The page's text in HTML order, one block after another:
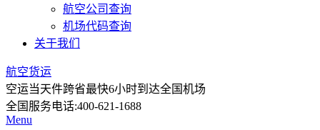
航空公司查询
机场代码查询
关于我们
航空货运
空运当天件跨省最快6小时到达全国机场
全国服务电话:400-621-1688
Menu